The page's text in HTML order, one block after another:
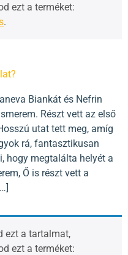
ezt a terméket:
.
Biankát és Nefrin
Részt vett az első
utat tett meg, amíg
rá, fantasztikusan
hogy megtalálta helyét a
Ő is részt vett a
ezt a tartalmat,
ezt a terméket: